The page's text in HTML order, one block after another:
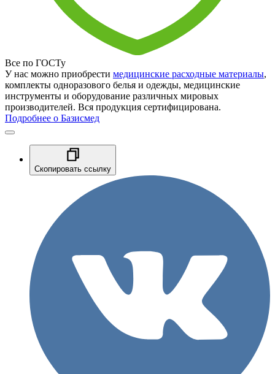
Все по ГОСТу
У нас можно приобрести медицинские расходные материалы,
комплекты одноразового белья и одежды, медицинские
инструменты и оборудование различных мировых
производителей. Вся продукция сертифицирована.
Подробнее о Базисмед
Скопировать ссылку